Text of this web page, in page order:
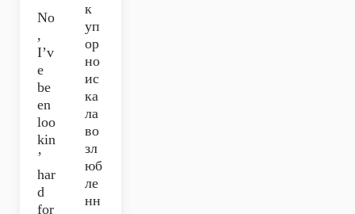
No
,
I’v
e
be
en
loo
kin
’
har
d
for
к
уп
ор
но
ис
ка
ла
во
зл
юб
ле
нн